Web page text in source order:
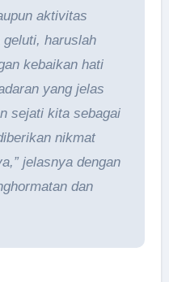
aktivitas
haruslah
kebaikan hati
yang jelas
sejati kita sebagai
nikmat
jelasnya dengan
dan